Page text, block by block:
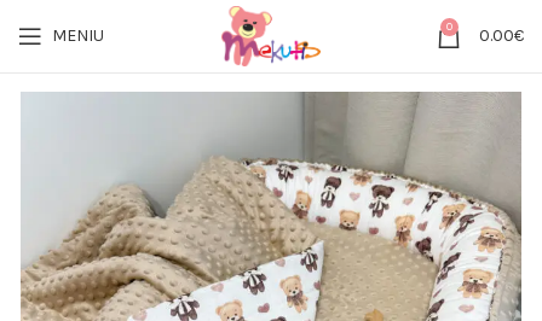
MENIU 0 0.00€